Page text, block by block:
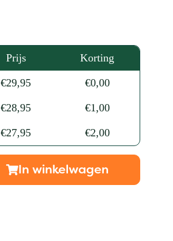
Prijs Korting
€29,95 €0,00
€28,95 €1,00
€27,95 €2,00
In winkelwagen